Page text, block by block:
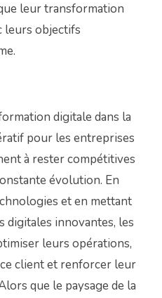
leur transformation
leurs objectifs
digitale dans la
pour les entreprises
à rester compétitives
évolution. En
et en mettant
innovantes, les
leurs opérations,
client et renforcer leur
que le paysage de la